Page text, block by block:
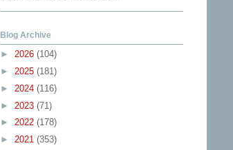
Blog Archive
► 2026 (104)
► 2025 (181)
► 2024 (116)
► 2023 (71)
► 2022 (178)
► 2021 (353)